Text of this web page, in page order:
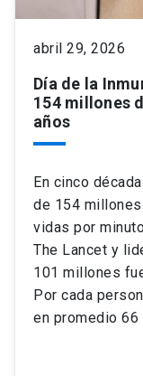
Académicos
Consejo de
Secretaría
Documentos FCB
Dirección
Grupos de
Institutos y
FCB en el
Redes
Estudiantes
Pregrado
Postgrado
Centro de
Publicaciones
Contacto
abril 29, 2026
Día de la
154 millones
años
En cinco
de 154
vidas por
The Lancet y
101 millones
Por cada
en promedio 66